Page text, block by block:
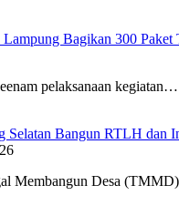
Bagikan 300 Paket
pelaksanaan kegiatan…
Bangun RTLH dan
Membangun Desa